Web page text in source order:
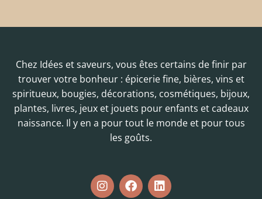
Chez Idées et saveurs, vous êtes certains de finir par
trouver votre bonheur : épicerie fine, bières, vins et
spiritueux, bougies, décorations, cosmétiques, bijoux,
plantes, livres, jeux et jouets pour enfants et cadeaux
naissance. Il y en a pour tout le monde et pour tous
les goûts.